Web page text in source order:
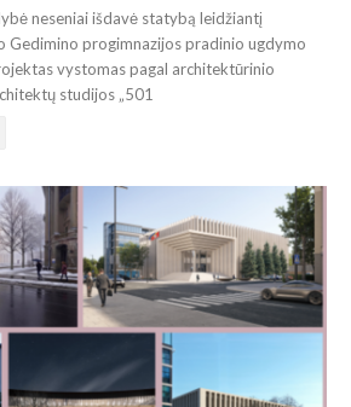
neseniai išdavė statybą leidžiantį
Gedimino progimnazijos pradinio ugdymo
vystomas pagal architektūrinio
studijos „501